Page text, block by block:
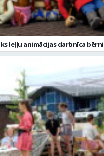
leļļu animācijas darbnīca